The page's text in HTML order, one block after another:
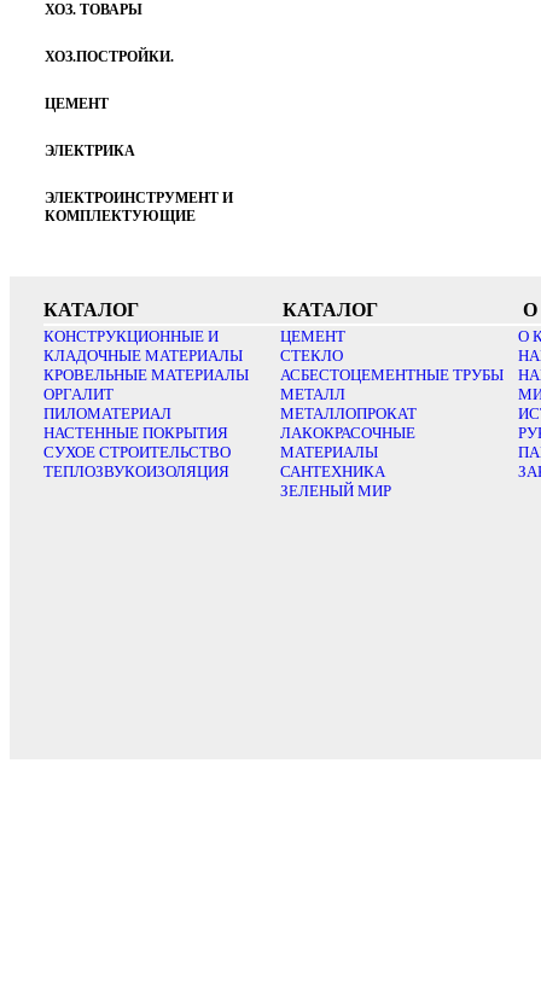
ХОЗ. ТОВАРЫ
ХОЗ.ПОСТРОЙКИ.
ЦЕМЕНТ
ЭЛЕКТРИКА
ЭЛЕКТРОИНСТРУМЕНТ И
КОМПЛЕКТУЮЩИЕ
КАТАЛОГ КАТАЛОГ О
КОНСТРУКЦИОННЫЕ И
КЛАДОЧНЫЕ МАТЕРИАЛЫ
КРОВЕЛЬНЫЕ МАТЕРИАЛЫ
ОРГАЛИТ
ПИЛОМАТЕРИАЛ
НАСТЕННЫЕ ПОКРЫТИЯ
СУХОЕ СТРОИТЕЛЬСТВО
ТЕПЛОЗВУКОИЗОЛЯЦИЯ
ЦЕМЕНТ
СТЕКЛО
АСБЕСТОЦЕМЕНТНЫЕ ТРУБЫ
МЕТАЛЛ
МЕТАЛЛОПРОКАТ
ЛАКОКРАСОЧНЫЕ
МАТЕРИАЛЫ
САНТЕХНИКА
ЗЕЛЕНЫЙ МИР
О